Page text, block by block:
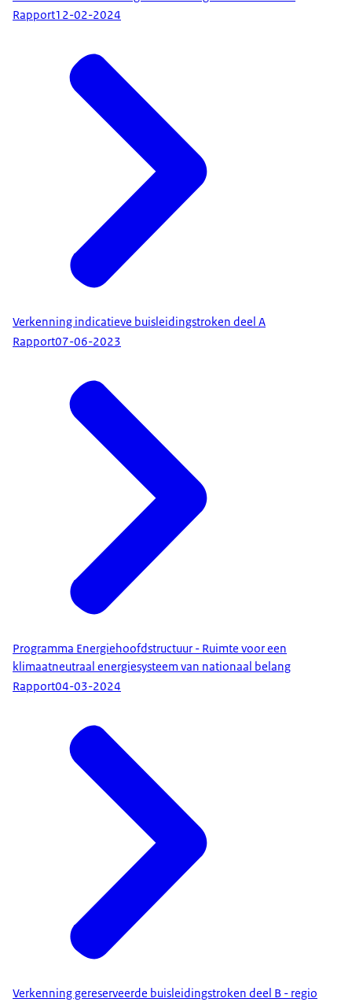
Rapport12-02-2024
Verkenning indicatieve buisleidingstroken deel A
Rapport07-06-2023
Programma Energiehoofdstructuur - Ruimte voor een
klimaatneutraal energiesysteem van nationaal belang
Rapport04-03-2024
Verkenning gereserveerde buisleidingstroken deel B - regio